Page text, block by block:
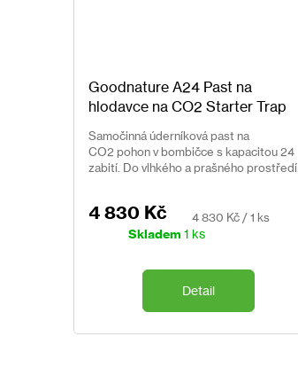
Goodnature A24 Past na
hlodavce na CO2 Starter Trap
A24
Samočinná úderníková past na
CO2 pohon v bombičce s kapacitou 24
zabití. Do vlhkého a prašného prostředí.
4 830 Kč
Měrná
cena:
4 830 Kč / 1 ks
Skladem 1 ks
Detail